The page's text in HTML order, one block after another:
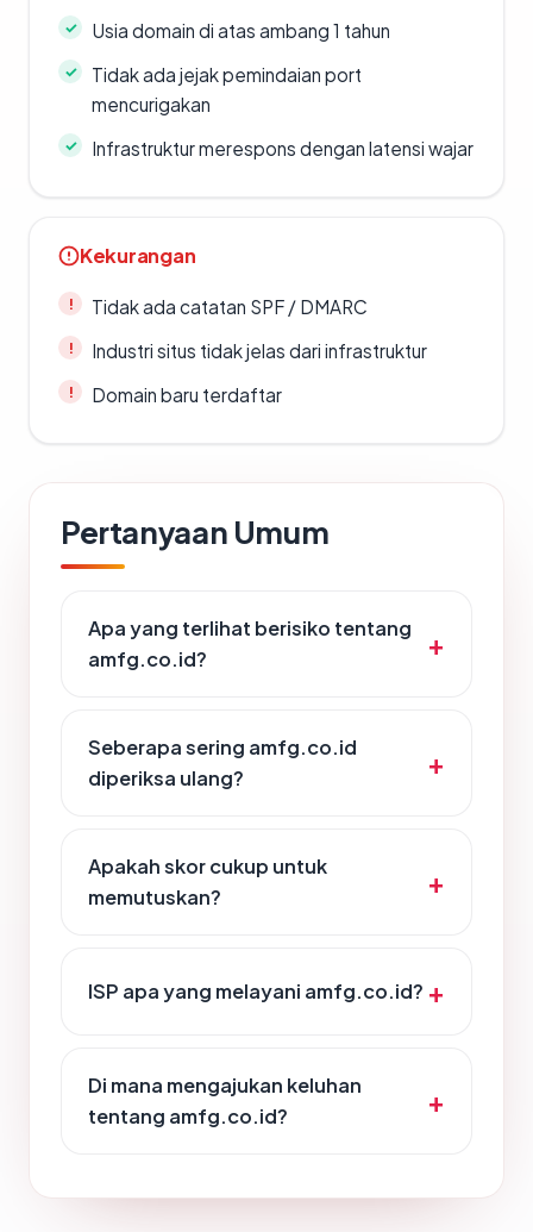
Usia domain di atas ambang 1 tahun
Tidak ada jejak pemindaian port
mencurigakan
Infrastruktur merespons dengan latensi wajar
Kekurangan
Tidak ada catatan SPF / DMARC
Industri situs tidak jelas dari infrastruktur
Domain baru terdaftar
Pertanyaan Umum
Apa yang terlihat berisiko tentang
amfg.co.id?
Seberapa sering amfg.co.id
diperiksa ulang?
Apakah skor cukup untuk
memutuskan?
ISP apa yang melayani amfg.co.id?
Di mana mengajukan keluhan
tentang amfg.co.id?